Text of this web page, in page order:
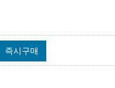
즉시구매